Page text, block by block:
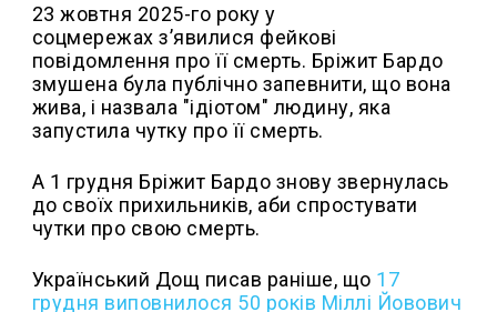
23 жовтня 2025-го року у
соцмережах з’явилися фейкові
повідомлення про її смерть. Бріжит Бардо
змушена була публічно запевнити, що вона
жива, і назвала "ідіотом" людину, яка
запустила чутку про її смерть.
А 1 грудня Бріжит Бардо знову звернулась
до своїх прихильників, аби спростувати
чутки про свою смерть.
Український Дощ писав раніше, що 17
грудня виповнилося 50 років Міллі Йовович